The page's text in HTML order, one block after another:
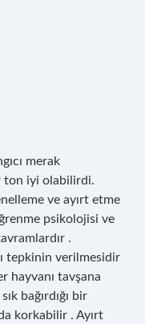
merak
ton iyi olabilirdi.
ve ayırt etme
psikolojisi ve
.
tepkinin verilmesidir
hayvanı tavşana
bağırdığı bir
korkabilir . Ayırt